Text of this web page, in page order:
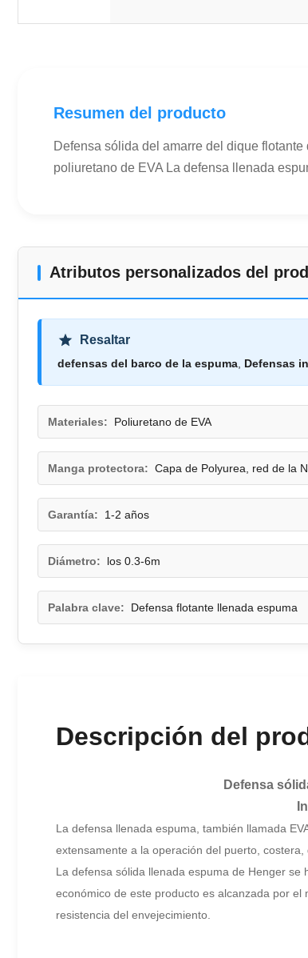
Resumen del producto
Defensa sólida del amarre del dique
poliuretano de EVA La defensa llenada
Atributos personalizados del
Resaltar
defensas del barco de la espuma Defensas
Materiales: Poliuretano de EVA
Manga protectora: Capa de Polyurea, red de la
Garantía: 1-2 años
Diámetro: los 0.3-6m
Palabra clave: Defensa flotante llenada espuma
Descripción del
Defensa
La defensa llenada espuma, también llamada
extensamente a la operación del puerto, costera,
La defensa sólida llenada espuma de Henger
económico de este producto es alcanzada por
resistencia del envejecimiento.